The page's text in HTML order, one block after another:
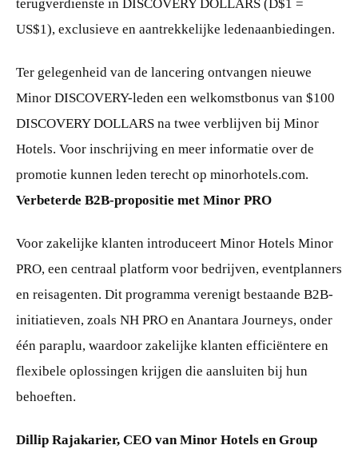
terugverdienste in DISCOVERY DOLLARS (D$1 =
US$1), exclusieve en aantrekkelijke ledenaanbiedingen.
Ter gelegenheid van de lancering ontvangen nieuwe
Minor DISCOVERY-leden een welkomstbonus van $100
DISCOVERY DOLLARS na twee verblijven bij Minor
Hotels. Voor inschrijving en meer informatie over de
promotie kunnen leden terecht op minorhotels.com.
Verbeterde B2B-propositie met Minor PRO
Voor zakelijke klanten introduceert Minor Hotels Minor
PRO, een centraal platform voor bedrijven, eventplanners
en reisagenten. Dit programma verenigt bestaande B2B-
initiatieven, zoals NH PRO en Anantara Journeys, onder
één paraplu, waardoor zakelijke klanten efficiëntere en
flexibele oplossingen krijgen die aansluiten bij hun
behoeften.
Dillip Rajakarier, CEO van Minor Hotels en Group